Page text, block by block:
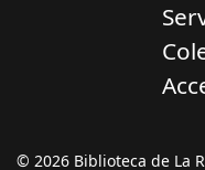
© 2026 Biblioteca de La